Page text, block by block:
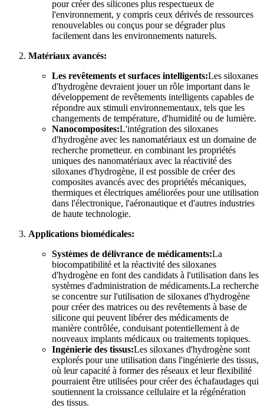
pour créer des silicones plus respectueux de
l'environnement, y compris ceux dérivés de ressources
renouvelables ou conçus pour se dégrader plus
facilement dans les environnements naturels.
Matériaux avancés:
Les revêtements et surfaces intelligents:Les siloxanes
d'hydrogène devraient jouer un rôle important dans le
développement de revêtements intelligents capables de
répondre aux stimuli environnementaux, tels que les
changements de température, d'humidité ou de lumière.
Nanocomposites:L'intégration des siloxanes
d'hydrogène avec les nanomatériaux est un domaine de
recherche prometteur. en combinant les propriétés
uniques des nanomatériaux avec la réactivité des
siloxanes d'hydrogène, il est possible de créer des
composites avancés avec des propriétés mécaniques,
thermiques et électriques améliorées pour une utilisation
dans l'électronique, l'aéronautique et d'autres industries
de haute technologie.
Applications biomédicales:
Systèmes de délivrance de médicaments:La
biocompatibilité et la réactivité des siloxanes
d'hydrogène en font des candidats à l'utilisation dans les
systèmes d'administration de médicaments.La recherche
se concentre sur l'utilisation de siloxanes d'hydrogène
pour créer des matrices ou des revêtements à base de
silicone qui peuvent libérer des médicaments de
manière contrôlée, conduisant potentiellement à de
nouveaux implants médicaux ou traitements topiques.
Ingénierie des tissus:Les siloxanes d'hydrogène sont
explorés pour une utilisation dans l'ingénierie des tissus,
où leur capacité à former des réseaux et leur flexibilité
pourraient être utilisées pour créer des échafaudages qui
soutiennent la croissance cellulaire et la régénération
des tissus.